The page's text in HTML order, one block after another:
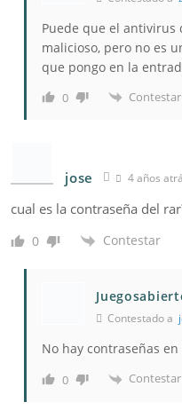
Puede que el antivirus
malicioso, pero no es
que pongo en la
0 Contestar
jose 4 años
cual es la contraseña del
0 Contestar
Contestado a
No hay contraseñas
0 Contestar